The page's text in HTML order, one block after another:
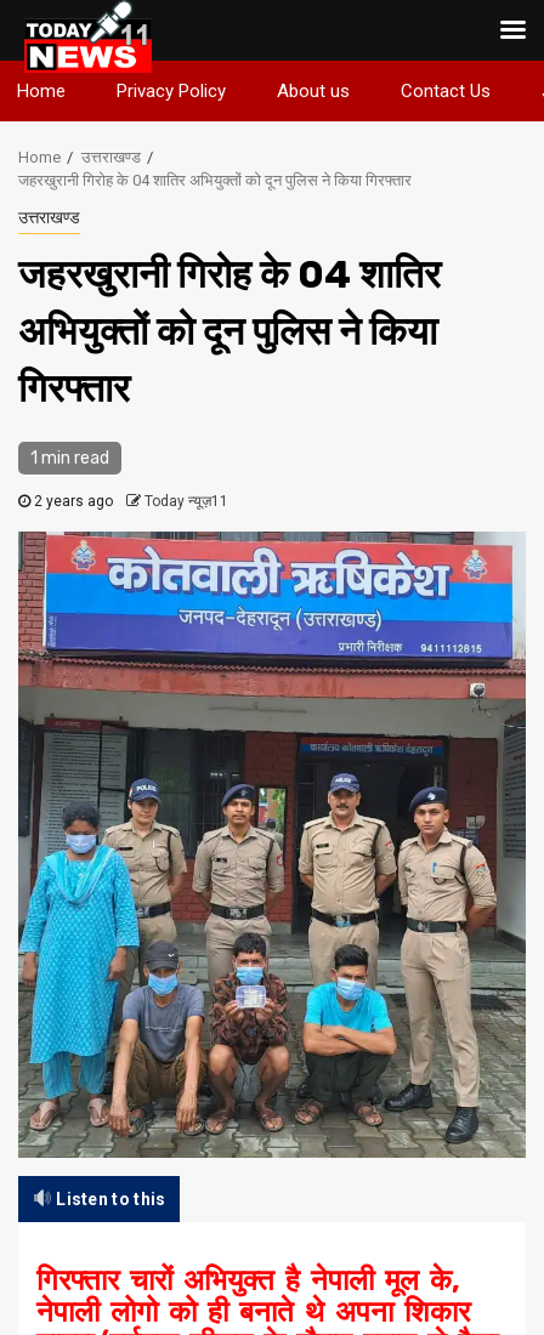
Skip
content
Home Privacy Policy About us Contact Us
Home
उत्तराखण्ड
जहरखुरानी गिरोह के 04 शातिर अभियुक्तों को दून पुलिस ने किया गिरफ्तार
उत्तराखण्ड
जहरखुरानी गिरोह के 04 शातिर
अभियुक्तों को दून पुलिस ने किया
गिरफ्तार
1 min read
2 years ago Today न्यूज़11
Listen to this
गिरफ्तार चारों अभियुक्त है नेपाली मूल के,
नेपाली लोगो को ही बनाते थे अपना शिकार